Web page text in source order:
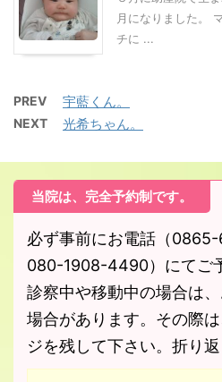
月になりました。
チに ...
PREV 宇藍くん。
NEXT 光希ちゃん。
当院は、完全予約制です。
必ず事前にお電話（
080-1908-4490）にてご
診察中や移動中の場合は
場合があります。その際
ジを残して下さい。折り返